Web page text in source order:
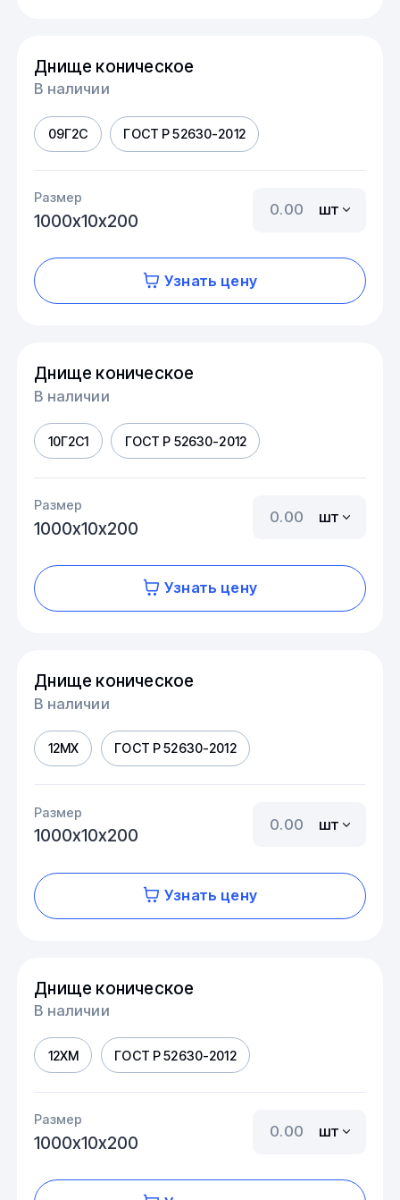
Днище коническое
В наличии
09Г2С ГОСТ Р 52630-2012
Размер
1000х10х200
шт
Узнать цену
Днище коническое
В наличии
10Г2С1 ГОСТ Р 52630-2012
Размер
1000х10х200
шт
Узнать цену
Днище коническое
В наличии
12МХ ГОСТ Р 52630-2012
Размер
1000х10х200
шт
Узнать цену
Днище коническое
В наличии
12ХМ ГОСТ Р 52630-2012
Размер
1000х10х200
шт